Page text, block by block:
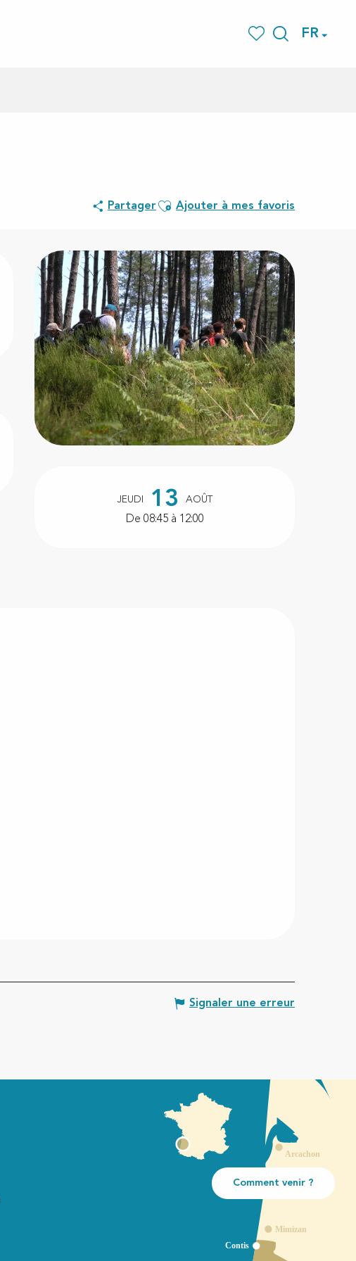
FR
Partager Ajouter aux favoris
Ajouter à mes favoris
Ouverture et coordonnées
JEUDI 13 AOÛT
De 08:45 à 12:00
Signaler une erreur
Comment venir ?